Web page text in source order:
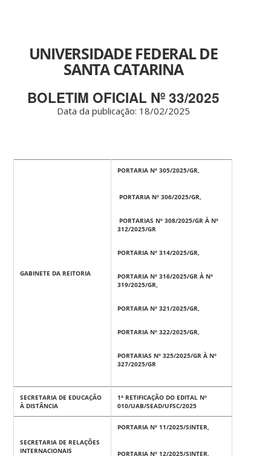
UNIVERSIDADE FEDERAL DE
SANTA CATARINA
BOLETIM OFICIAL Nº 33/2025
Data da publicação: 18/02/2025
GABINETE DA REITORIA
PORTARIA Nº 305/2025/GR,
PORTARIA Nº 306/2025/GR,
PORTARIAS Nº 308/2025/GR À Nº
312/2025/GR
PORTARIA Nº 314/2025/GR,
PORTARIA Nº 316/2025/GR À Nº
319/2025/GR,
PORTARIA Nº 321/2025/GR,
PORTARIA Nº 322/2025/GR,
PORTARIAS Nº 325/2025/GR À Nº
327/2025/GR
SECRETARIA DE EDUCAÇÃO
À DISTÂNCIA
1ª RETIFICAÇÃO DO EDITAL Nº
010/UAB/SEAD/UFSC/2025
SECRETARIA DE RELAÇÕES
INTERNACIONAIS
PORTARIA Nº 11/2025/SINTER,
PORTARIA Nº 12/2025/SINTER,